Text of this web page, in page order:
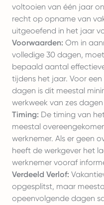
voltooien van één jaar
recht op opname van
uitgeoefend in het jaar
Voorwaarden: Om in
volledige 30 dagen,
bepaald aantal
tijdens het jaar. Voor
dagen is dit meestal
werkweek van zes
Timing: De timing van
meestal
werknemer. Als er geen
heeft de werkgever het
werknemer vooraf
Verdeeld Verlof:
opgesplitst, maar
opeenvolgende dagen